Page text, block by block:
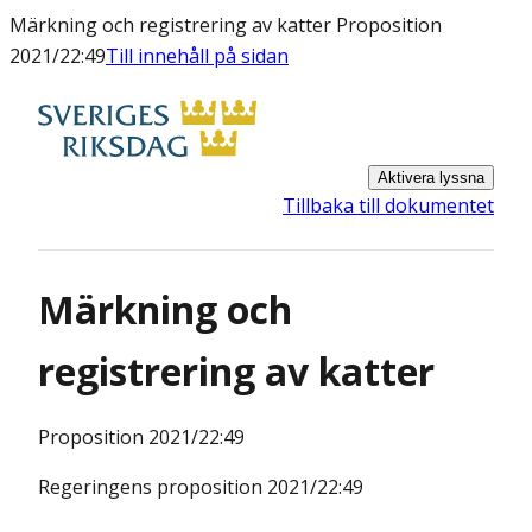
Märkning och registrering av katter Proposition
2021/22:49Till innehåll på sidan
Aktivera lyssna
Tillbaka till dokumentet
Märkning och
registrering av katter
Proposition 2021/22:49
Regeringens proposition 2021/22:49